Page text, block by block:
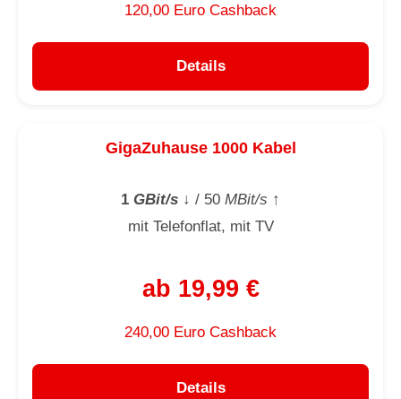
120,00 Euro Cashback
Details
GigaZuhause 1000 Kabel
1 GBit/s ↓ / 50 MBit/s ↑
mit Telefonflat, mit TV
ab 19,99 €
240,00 Euro Cashback
Details